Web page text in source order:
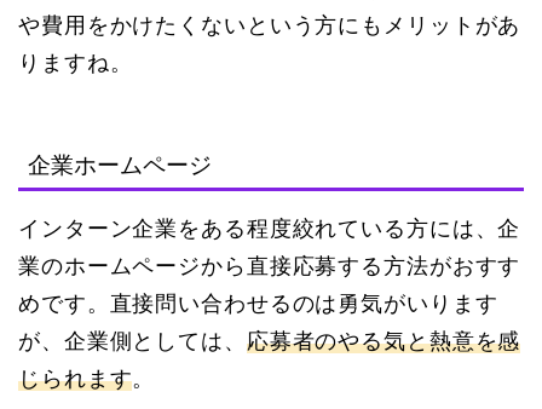
や費用をかけたくないという方にもメリットがあ
りますね。
企業ホームページ
インターン企業をある程度絞れている方には、企
業のホームページから直接応募する方法がおすす
めです。直接問い合わせるのは勇気がいります
が、企業側としては、 応募者のやる気と熱意を感
じられます。